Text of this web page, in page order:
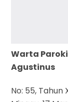
Warta
Agustinus
No: 55, Tahun